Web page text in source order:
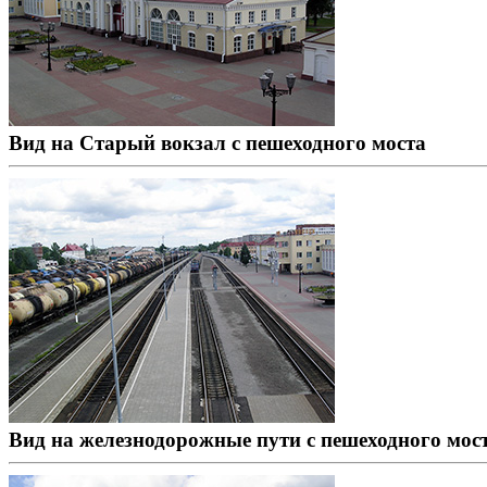
Вид на Старый вокзал с пешеходного моста
Вид на железнодорожные пути с пешеходного